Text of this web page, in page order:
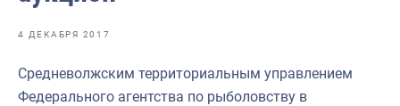
Научно-практическая литература
4 ДЕКАБРЯ 2017
Средневолжским территориальным управлением
Федерального агентства по рыболовству в